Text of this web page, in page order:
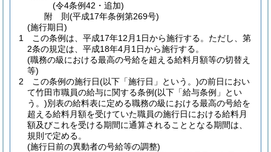
(令4条例42・追加)
附 則(平成17年条例第269号)
(施行期日)
1
この条例は、平成17年12月1日から施行する。 ただし、第
2条の規定は、平成18年4月1日から施行する。
(職務の級における最高の号給を超える給料月額等の切替え
等)
2
この条例の施行日(以下「施行日」という。)の前日におい
て竹田市職員の給与に関する条例(以下「給与条例」とい
う。)別表の給料表に定める職務の級における最高の号給を
超える給料月額を受けていた職員の施行日における給料月
額及びこれを受ける期間に通算されることとなる期間は、
規則で定める。
(施行日前の異動者の号給等の調整)